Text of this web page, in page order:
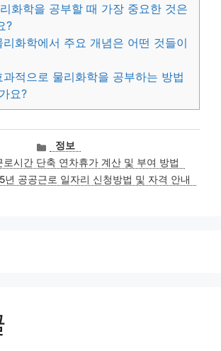
화학을 공부할 때 가장 중요한 것은
?
리화학에서 주요 개념은 어떤 것들이
과적으로 물리화학을 공부하는 방법
요?
카
테
고
리
정보
로시간 단축 연차휴가 계산 및 부여 방법
년 공공근로 일자리 신청방법 및 자격 안내